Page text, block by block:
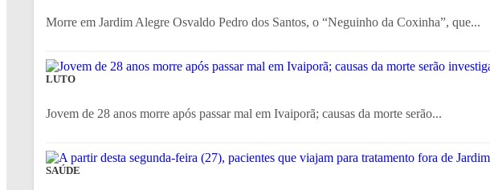
Morre em Jardim Alegre Osvaldo Pedro dos Santos, o “Neguinho da Coxinha”, que...
LUTO
Jovem de 28 anos morre após passar mal em Ivaiporã; causas da morte serão...
SAÚDE